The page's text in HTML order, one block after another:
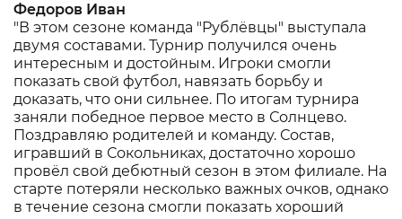
Федоров Иван
"В этом сезоне команда "Рублёвцы" выступала
двумя составами. Турнир получился очень
интересным и достойным. Игроки смогли
показать свой футбол, навязать борьбу и
доказать, что они сильнее. По итогам турнира
заняли победное первое место в Солнцево.
Поздравляю родителей и команду. Состав,
игравший в Сокольниках, достаточно хорошо
провёл свой дебютный сезон в этом филиале. На
старте потеряли несколько важных очков, однако
в течение сезона смогли показать хороший